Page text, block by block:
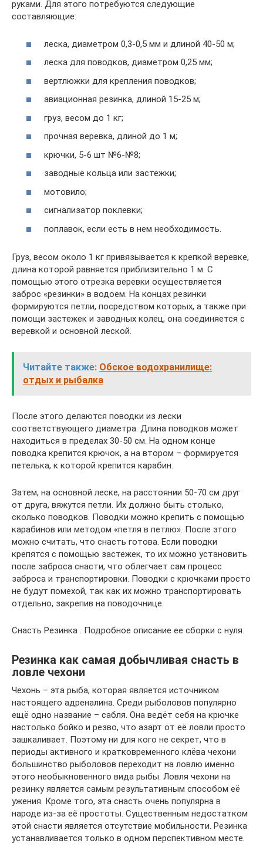
руками. Для этого потребуются следующие
составляющие:
леска, диаметром 0,3-0,5 мм и длиной 40-50 м;
леска для поводков, диаметром 0,25 мм;
вертлюжки для крепления поводков;
авиационная резинка, длиной 15-25 м;
груз, весом до 1 кг;
прочная веревка, длиной до 1 м;
крючки, 5-6 шт №6-№8;
заводные кольца или застежки;
мотовило;
сигнализатор поклевки;
поплавок, если есть в нем необходимость.
Груз, весом около 1 кг привязывается к крепкой веревке,
длина которой равняется приблизительно 1 м. С
помощью этого отрезка веревки осуществляется
заброс «резинки» в водоем. На концах резинки
формируются петли, посредством которых, а также при
помощи застежек и заводных колец, она соединяется с
веревкой и основной леской.
Читайте также: Обское водохранилище:
отдых и рыбалка
После этого делаются поводки из лески
соответствующего диаметра. Длина поводков может
находиться в пределах 30-50 см. На одном конце
поводка крепится крючок, а на втором – формируется
петелька, к которой крепится карабин.
Затем, на основной леске, на расстоянии 50-70 см друг
от друга, вяжутся петли. Их должно быть столько,
сколько поводков. Поводки можно крепить с помощью
карабинов или методом «петля в петлю». После этого
можно считать, что снасть готова. Если поводки
крепятся с помощью застежек, то их можно установить
после заброса снасти, что облегчает сам процесс
заброса и транспортировки. Поводки с крючками просто
не будут помехой, так как их можно транспортировать
отдельно, закрепив на поводочнице.
Снасть Резинка . Подробное описание ее сборки с нуля.
Резинка как самая добычливая снасть в
ловле чехони
Чехонь – эта рыба, которая является источником
настоящего адреналина. Среди рыболовов популярно
ещё одно название – сабля. Она ведёт себя на крючке
настолько бойко и резво, что азарт от её ловли просто
зашкаливает. Поэтому ни для кого не секрет, что в
периоды активного и кратковременного клёва чехони
большинство рыболовов переходит на ловлю именно
этого необыкновенного вида рыбы. Ловля чехони на
резинку является самым результативным способом её
ужения. Кроме того, эта снасть очень популярна в
народе из-за её простоты. Существенным недостатком
этой снасти является отсутствие мобильности. Резинка
устанавливается только в одном перспективном месте.